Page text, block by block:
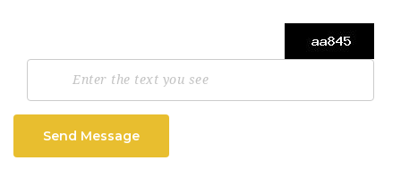
Send Message